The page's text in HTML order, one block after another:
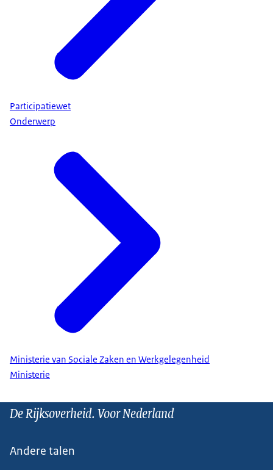
Participatiewet
Onderwerp
Ministerie van Sociale Zaken en Werkgelegenheid
Ministerie
De Rijksoverheid. Voor Nederland
Andere talen